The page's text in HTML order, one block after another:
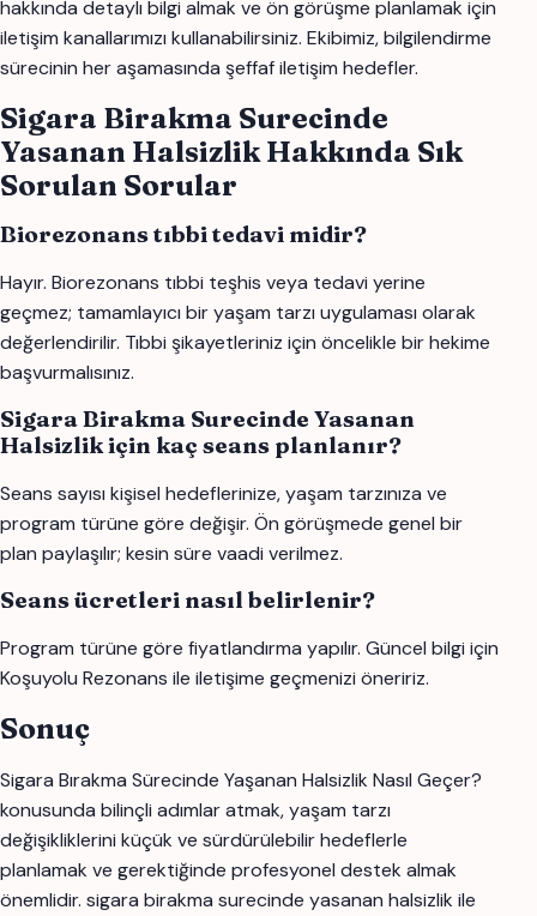
hakkında detaylı bilgi almak ve ön görüşme planlamak için
iletişim kanallarımızı kullanabilirsiniz. Ekibimiz, bilgilendirme
sürecinin her aşamasında şeffaf iletişim hedefler.
Sigara Birakma Surecinde
Yasanan Halsizlik Hakkında Sık
Sorulan Sorular
Biorezonans tıbbi tedavi midir?
Hayır. Biorezonans tıbbi teşhis veya tedavi yerine
geçmez; tamamlayıcı bir yaşam tarzı uygulaması olarak
değerlendirilir. Tıbbi şikayetleriniz için öncelikle bir hekime
başvurmalısınız.
Sigara Birakma Surecinde Yasanan
Halsizlik için kaç seans planlanır?
Seans sayısı kişisel hedeflerinize, yaşam tarzınıza ve
program türüne göre değişir. Ön görüşmede genel bir
plan paylaşılır; kesin süre vaadi verilmez.
Seans ücretleri nasıl belirlenir?
Program türüne göre fiyatlandırma yapılır. Güncel bilgi için
Koşuyolu Rezonans ile iletişime geçmenizi öneririz.
Sonuç
Sigara Bırakma Sürecinde Yaşanan Halsizlik Nasıl Geçer?
konusunda bilinçli adımlar atmak, yaşam tarzı
değişikliklerini küçük ve sürdürülebilir hedeflerle
planlamak ve gerektiğinde profesyonel destek almak
önemlidir. sigara birakma surecinde yasanan halsizlik ile